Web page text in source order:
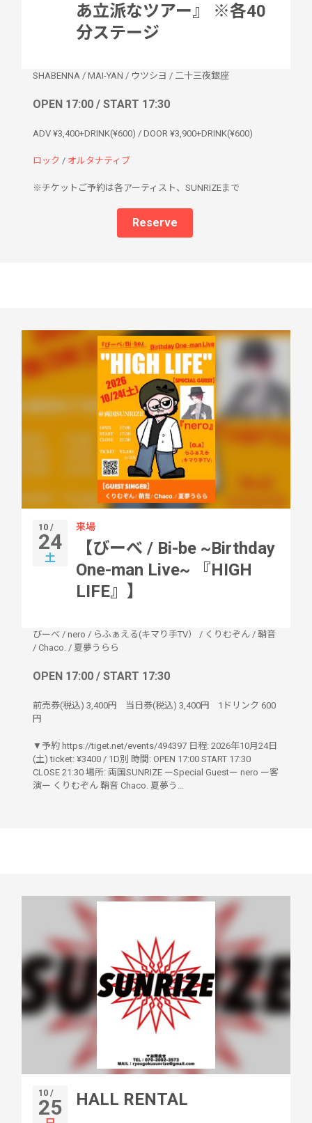
あ立派なツアー』 ※各40
分ステージ
SHABENNA / MAI-YAN / ウツシヨ / 二十三夜銀座
OPEN 17:00 / START 17:30
ADV ¥3,400+DRINK(¥600) / DOOR ¥3,900+DRINK(¥600)
ロック / オルタナティブ
※チケットご予約は各アーティスト、SUNRIZEまで
Reserve
10 /
24
土
来場
【びーべ / Bi-be ~Birthday
One-man Live~ 『HIGH
LIFE』】
びーべ / nero / らふぁえる(キマり手TV） / くりむぞん / 鞘音
/ Chaco. / 夏夢うらら
OPEN 17:00 / START 17:30
前売券(税込) 3,400円 当日券(税込) 3,400円 1ドリンク 600
円
▼予約 https://tiget.net/events/494397 日程: 2026年10月24日
(土) ticket: ¥3400 / 1D別 時間: OPEN 17:00 START 17:30
CLOSE 21:30 場所: 両国SUNRIZE ーSpecial Guestー nero ー客
演ー くりむぞん 鞘音 Chaco. 夏夢う...
10 /
25 HALL RENTAL